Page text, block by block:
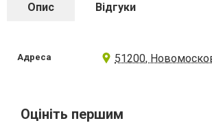
Опис Відгуки
Адреса 51200,
Оцініть першим